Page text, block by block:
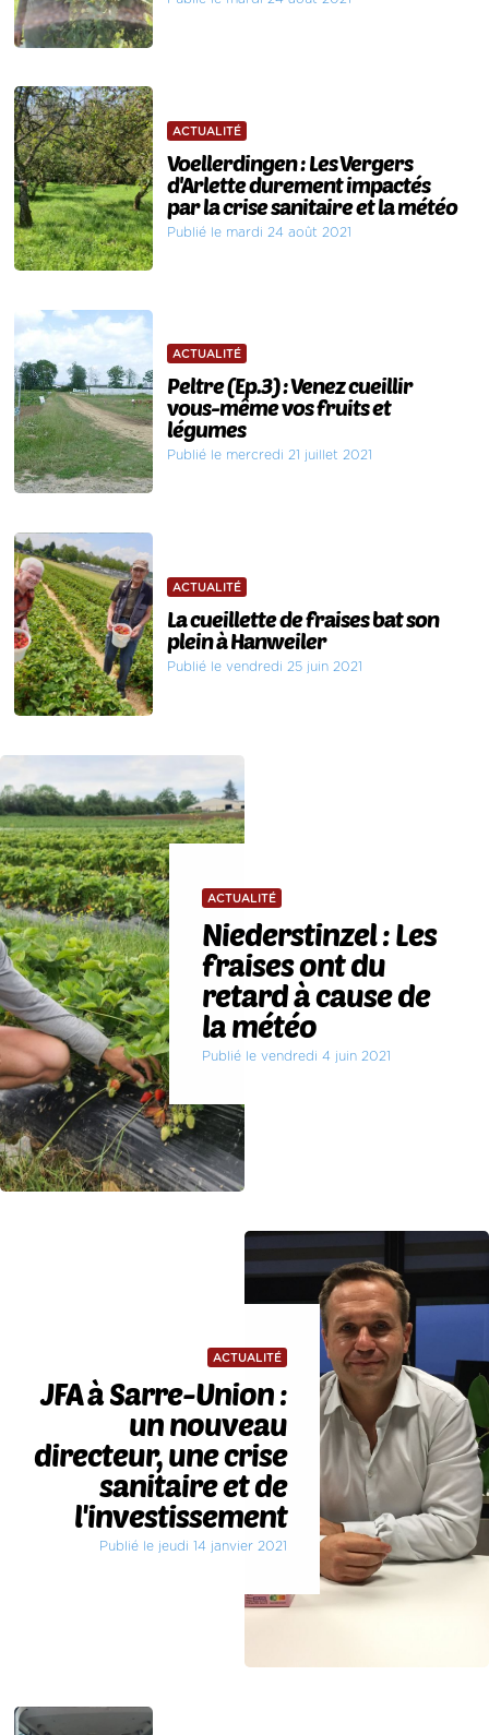
ACTUALITÉ
Voellerdingen : Les Vergers
d'Arlette durement impactés
par la crise sanitaire et la météo
Publié le mardi 24 août 2021
ACTUALITÉ
Peltre (Ep.3) : Venez cueillir
vous-même vos fruits et
légumes
Publié le mercredi 21 juillet 2021
ACTUALITÉ
La cueillette de fraises bat son
plein à Hanweiler
Publié le vendredi 25 juin 2021
ACTUALITÉ
Niederstinzel : Les
fraises ont du
retard à cause de
la météo
Publié le vendredi 4 juin 2021
ACTUALITÉ
JFA à Sarre-Union :
un nouveau
directeur, une crise
sanitaire et de
l'investissement
Publié le jeudi 14 janvier 2021